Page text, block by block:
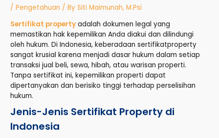
/Pengetahuan / BySiti Maimunah, M.Psi
Sertifikat property adalah dokumen legal yang
memastikan hak kepemilikan Anda diakui dan dilindungi
oleh hukum. Di Indonesia, keberadaan sertifikatproperty
sangat krusial karena menjadi dasar hukum dalam setiap
transaksi jual beli, sewa, hibah, atau warisan properti.
Tanpa sertifikat ini, kepemilikan properti dapat
dipertanyakan dan berisiko tinggi terhadap perselisihan
hukum.
Jenis-Jenis Sertifikat Property di
Indonesia